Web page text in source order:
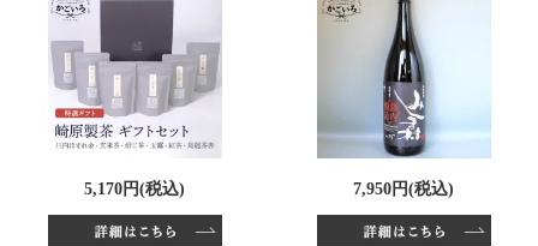
5,170円(税込) 7,950円(税込)